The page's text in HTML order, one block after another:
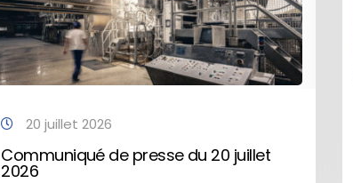
20 juillet 2026
Communiqué de presse du 20 juillet
2026